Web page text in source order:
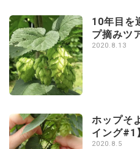
10年目を
プ摘みツ
2020.8.13
ホップそ
イング#1
2020.8.5